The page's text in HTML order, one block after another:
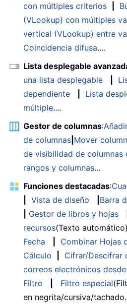
con múltiples criterios
(VLookup) con múltiples
vertical (VLookup) entre
Coincidencia difusa....
Lista desplegable
una lista desplegable
dependiente
Lista
múltiple....
Gestor de columnas:
de columnas Mover
de visibilidad de columnas
rangos y columnas...
Funciones destacadas:
Vista de diseño
Barra
Gestor de libros y hojas
recursos(Texto automático)
Fecha
Combinar Hojas
Cálculo
Cifrar/Descifrar
correos electrónicos
Filtro
Filtro especial
en negrita/cursiva/